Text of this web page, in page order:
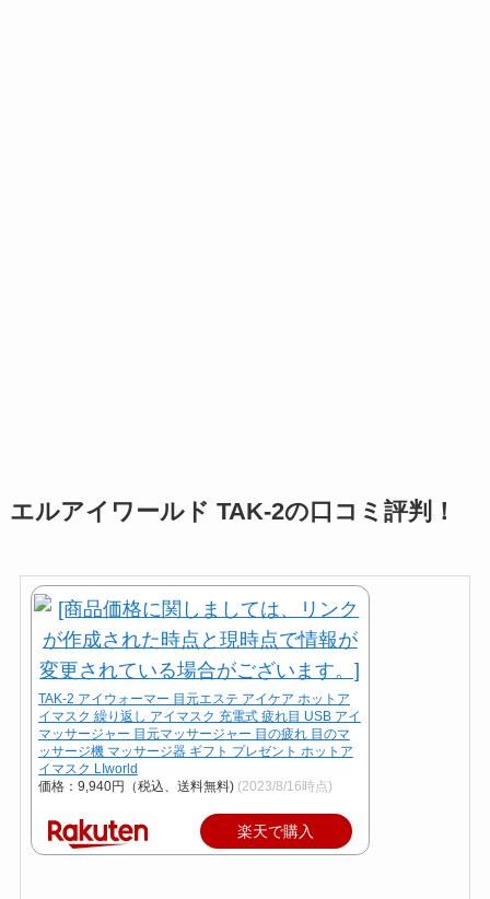
エルアイワールド TAK-2の口コミ評判！
TAK-2 アイウォーマー 目元エステ アイケア ホットア
イマスク 繰り返し アイマスク 充電式 疲れ目 USB アイ
マッサージャー 目元マッサージャー 目の疲れ 目のマ
ッサージ機 マッサージ器 ギフト プレゼント ホットア
イマスク LIworld
価格：9,940円（税込、送料無料) (2023/8/16時点)
楽天で購入